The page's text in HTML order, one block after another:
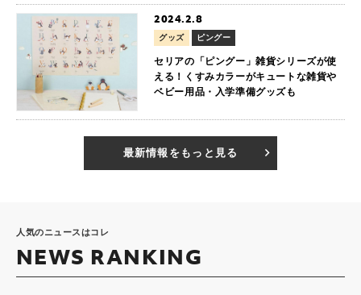
2024.2.8
グッズ ピングー
セリアの「ピングー」雑貨シリーズが使
える！くすみカラーがキュートな雑貨や
ベビー用品・入学準備グッズも
最新情報をもっと見る
人気のニュースはコレ
NEWS RANKING